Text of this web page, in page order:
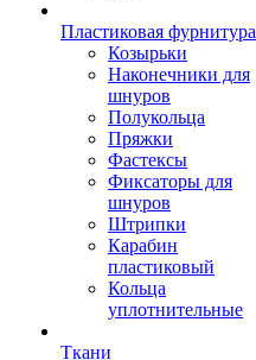
Пластиковая фурнитура
Козырьки
Наконечники для
шнуров
Полукольца
Пряжки
Фастексы
Фиксаторы для
шнуров
Штрипки
Карабин
пластиковый
Кольца
уплотнительные
Ткани